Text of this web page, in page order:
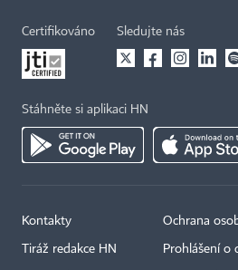
Certifikováno Sledujte nás
Stáhněte si aplikaci HN
Kontakty
Tiráž redakce HN
Ochrana
Prohlášení o